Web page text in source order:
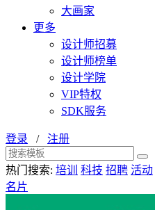
大画家
更多
设计师招募
设计师榜单
设计学院
VIP特权
SDK服务
登录 / 注册
热门搜索: 培训 科技 招聘 活动
名片